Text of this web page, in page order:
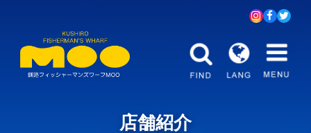
店舗紹介